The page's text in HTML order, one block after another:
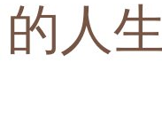
的人生